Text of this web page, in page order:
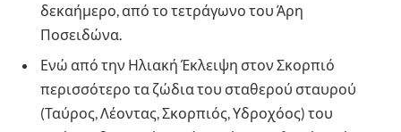
δεκαήμερο, από το τετράγωνο του Άρη
Ποσειδώνα.
Ενώ από την Ηλιακή Έκλειψη στον Σκορπιό
περισσότερο τα ζώδια του σταθερού σταυρού
(Ταύρος, Λέοντας, Σκορπιός, Υδροχόος) του